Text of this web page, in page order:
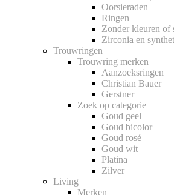
Oorsieraden
Ringen
Zonder kleuren of
Zirconia en
Trouwringen
Trouwring merken
Aanzoeksringen
Christian Bauer
Gerstner
Zoek op categorie
Goud geel
Goud bicolor
Goud rosé
Goud wit
Platina
Zilver
Living
Merken